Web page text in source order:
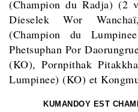
(Champion du Radja) (2
Dieselek Wor
(Champion du
Phetsuphan Por
(KO), Pornpithak
Lumpinee) (KO) et
KUMANDOY EST